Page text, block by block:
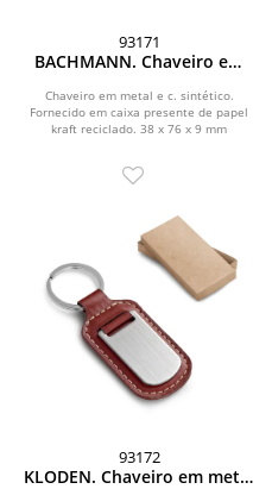
93171
BACHMANN. Chaveiro em
Chaveiro em metal e c. sintético.
Fornecido em caixa presente de papel
kraft reciclado. 38 x 76 x 9 mm
93172
KLODEN. Chaveiro em metal